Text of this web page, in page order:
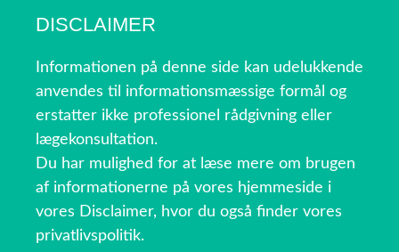
DISCLAIMER
Informationen på denne side kan udelukkende
anvendes til informationsmæssige formål og
erstatter ikke professionel rådgivning eller
lægekonsultation.
Du har mulighed for at læse mere om brugen
af informationerne på vores hjemmeside i
vores Disclaimer, hvor du også finder vores
privatlivspolitik.